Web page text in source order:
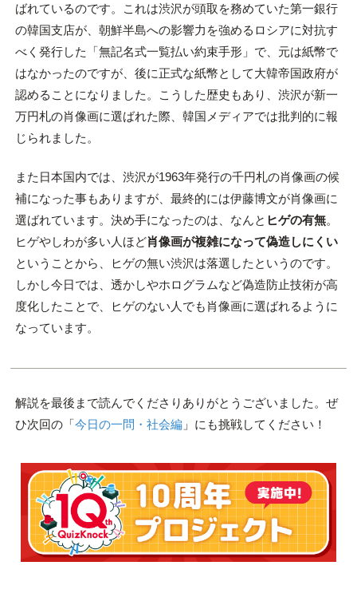
ばれているのです。これは渋沢が頭取を務めていた第一銀行
の韓国支店が、朝鮮半島への影響力を強めるロシアに対抗す
べく発行した「無記名式一覧払い約束手形」で、元は紙幣で
はなかったのですが、後に正式な紙幣として大韓帝国政府が
認めることになりました。こうした歴史もあり、渋沢が新一
万円札の肖像画に選ばれた際、韓国メディアでは批判的に報
じられました。
また日本国内では、渋沢が1963年発行の千円札の肖像画の候
補になった事もありますが、最終的には伊藤博文が肖像画に
選ばれています。決め手になったのは、なんと ヒゲの有無。
ヒゲやしわが多い人ほど肖像画が複雑になって偽造しにくい
ということから、ヒゲの無い渋沢は落選したというのです。
しかし今日では、透かしやホログラムなど偽造防止技術が高
度化したことで、ヒゲのない人でも肖像画に選ばれるように
なっています。
解説を最後まで読んでくださりありがとうございました。ぜ
ひ次回の「今日の一問・社会編」にも挑戦してください！